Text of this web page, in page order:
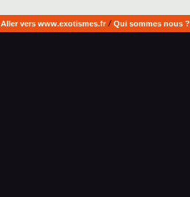
Aller vers www.exotismes.fr/ Qui sommes nous ?